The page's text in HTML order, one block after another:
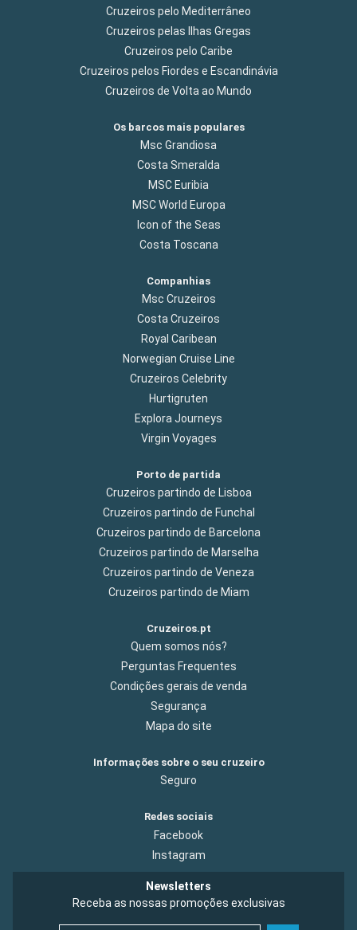
Cruzeiros pelo Mediterrâneo
Cruzeiros pelas Ilhas Gregas
Cruzeiros pelo Caribe
Cruzeiros pelos Fiordes e Escandinávia
Cruzeiros de Volta ao Mundo
Os barcos mais populares
Msc Grandiosa
Costa Smeralda
MSC Euribia
MSC World Europa
Icon of the Seas
Costa Toscana
Companhias
Msc Cruzeiros
Costa Cruzeiros
Royal Caribean
Norwegian Cruise Line
Cruzeiros Celebrity
Hurtigruten
Explora Journeys
Virgin Voyages
Porto de partida
Cruzeiros partindo de Lisboa
Cruzeiros partindo de Funchal
Cruzeiros partindo de Barcelona
Cruzeiros partindo de Marselha
Cruzeiros partindo de Veneza
Cruzeiros partindo de Miam
Cruzeiros.pt
Quem somos nós?
Perguntas Frequentes
Condições gerais de venda
Segurança
Mapa do site
Informações sobre o seu cruzeiro
Seguro
Redes sociais
Facebook
Instagram
Newsletters
Receba as nossas promoções exclusivas